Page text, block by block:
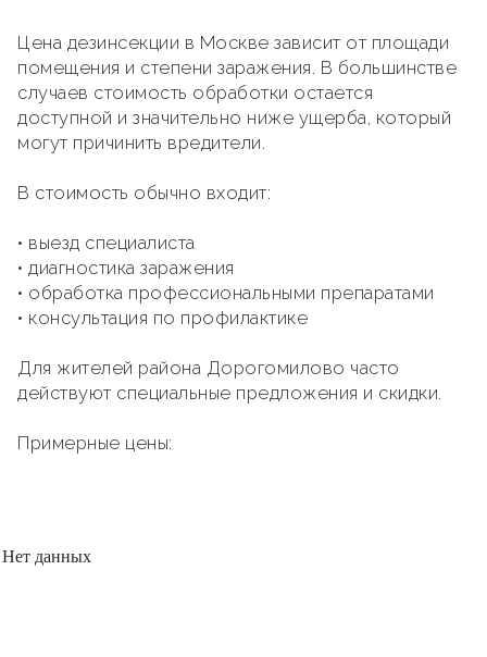
Цена дезинсекции в Москве зависит от площади
помещения и степени заражения. В большинстве
случаев стоимость обработки остается
доступной и значительно ниже ущерба, который
могут причинить вредители.
В стоимость обычно входит:
• выезд специалиста
• диагностика заражения
• обработка профессиональными препаратами
• консультация по профилактике
Для жителей района Дорогомилово часто
действуют специальные предложения и скидки.
Примерные цены:
Нет данных